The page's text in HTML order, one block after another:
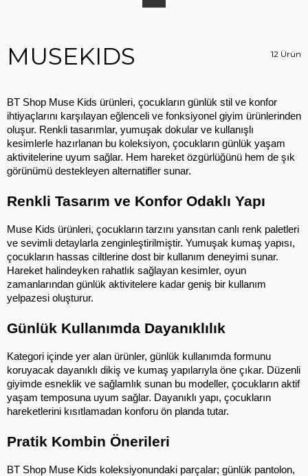
MUSEKIDS 12 Ürün
BT Shop Muse Kids ürünleri, çocukların günlük stil ve konfor
ihtiyaçlarını karşılayan eğlenceli ve fonksiyonel giyim ürünlerinden
oluşur. Renkli tasarımlar, yumuşak dokular ve kullanışlı
kesimlerle hazırlanan bu koleksiyon, çocukların günlük yaşam
aktivitelerine uyum sağlar. Hem hareket özgürlüğünü hem de şık
görünümü destekleyen alternatifler sunar.
Renkli Tasarım ve Konfor Odaklı Yapı
Muse Kids ürünleri, çocukların tarzını yansıtan canlı renk paletleri
ve sevimli detaylarla zenginleştirilmiştir. Yumuşak kumaş yapısı,
çocukların hassas ciltlerine dost bir kullanım deneyimi sunar.
Hareket halindeyken rahatlık sağlayan kesimler, oyun
zamanlarından günlük aktivitelere kadar geniş bir kullanım
yelpazesi oluşturur.
Günlük Kullanımda Dayanıklılık
Kategori içinde yer alan ürünler, günlük kullanımda formunu
koruyacak dayanıklı dikiş ve kumaş yapılarıyla öne çıkar. Düzenli
giyimde esneklik ve sağlamlık sunan bu modeller, çocukların aktif
yaşam temposuna uyum sağlar. Dayanıklı yapı, çocukların
hareketlerini kısıtlamadan konforu ön planda tutar.
Pratik Kombin Önerileri
BT Shop Muse Kids koleksiyonundaki parçalar; günlük pantolon,